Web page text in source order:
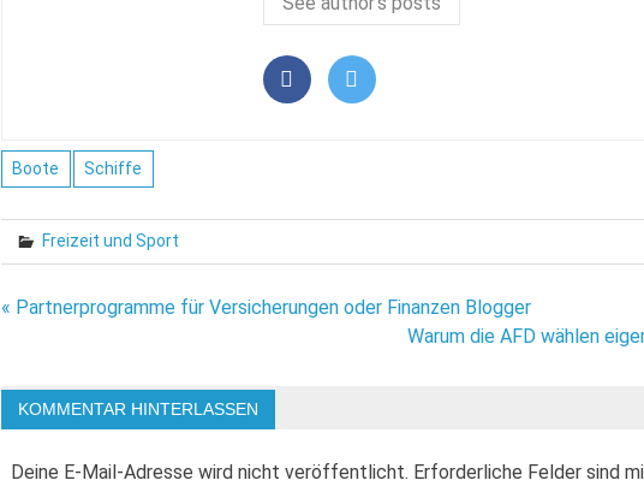
Boote Schiffe
Freizeit und Sport
Beitragsnavigation
« Partnerprogramme für Versicherungen oder Finanzen Blogger
Warum die AFD wählen
KOMMENTAR HINTERLASSEN
Deine E-Mail-Adresse wird nicht veröffentlicht. Erforderliche Felder sind